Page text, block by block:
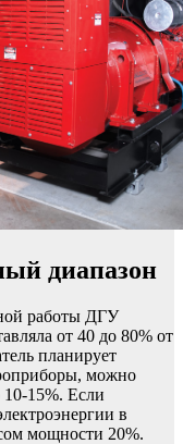
диапазон
работы ДГУ
от 40 до 80% от
планирует
можно
15%. Если
в
мощности 20%.